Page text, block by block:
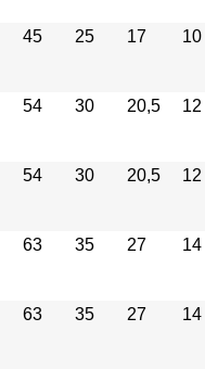
45 25 17 10
54 30 20,5 12
54 30 20,5 12
63 35 27 14
63 35 27 14